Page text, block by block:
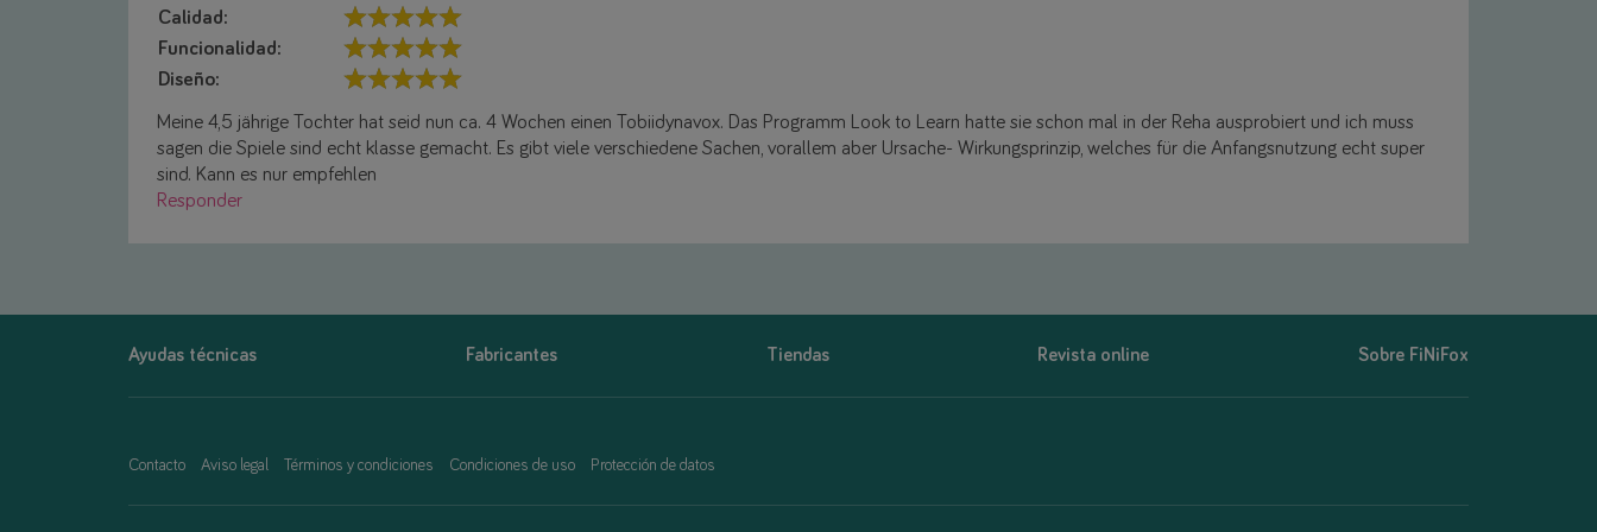
Calidad:
Funcionalidad:
Diseño:
Meine 4,5 jährige Tochter hat seid nun ca. 4 Wochen einen Tobiidynavox. Das Programm Look to Learn hatte sie schon mal in der Reha ausprobiert und ich muss
sagen die Spiele sind echt klasse gemacht. Es gibt viele verschiedene Sachen, vorallem aber Ursache- Wirkungsprinzip, welches für die Anfangsnutzung echt super
sind. Kann es nur empfehlen
Responder
Ayudas técnicas Fabricantes Tiendas Revista online Sobre FiNiFox
Contacto Aviso legal Términos y condiciones Condiciones de uso Protección de datos